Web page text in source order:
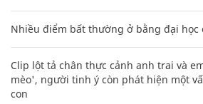
Nhiều điểm bất thường ở bằng đại học
Clip lột tả chân thực cảnh anh trai và
mèo', người tinh ý còn phát hiện một
con